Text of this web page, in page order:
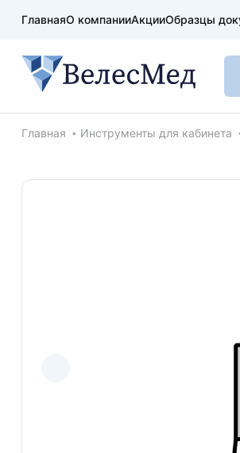
ГлавнаяО компанииАкцииОбразцы
Хлебные крошки
Главная Инструменты для кабинета